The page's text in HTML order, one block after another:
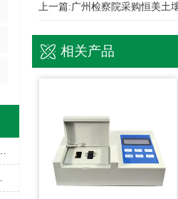
选择建议
上一篇: 广州检察院采购恒美土
相关产品